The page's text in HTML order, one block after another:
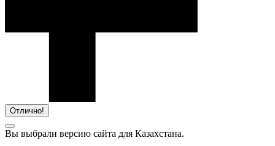
Отлично!
Вы выбрали версию сайта для Казахстана.